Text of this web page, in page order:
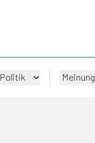
Politik Meinung